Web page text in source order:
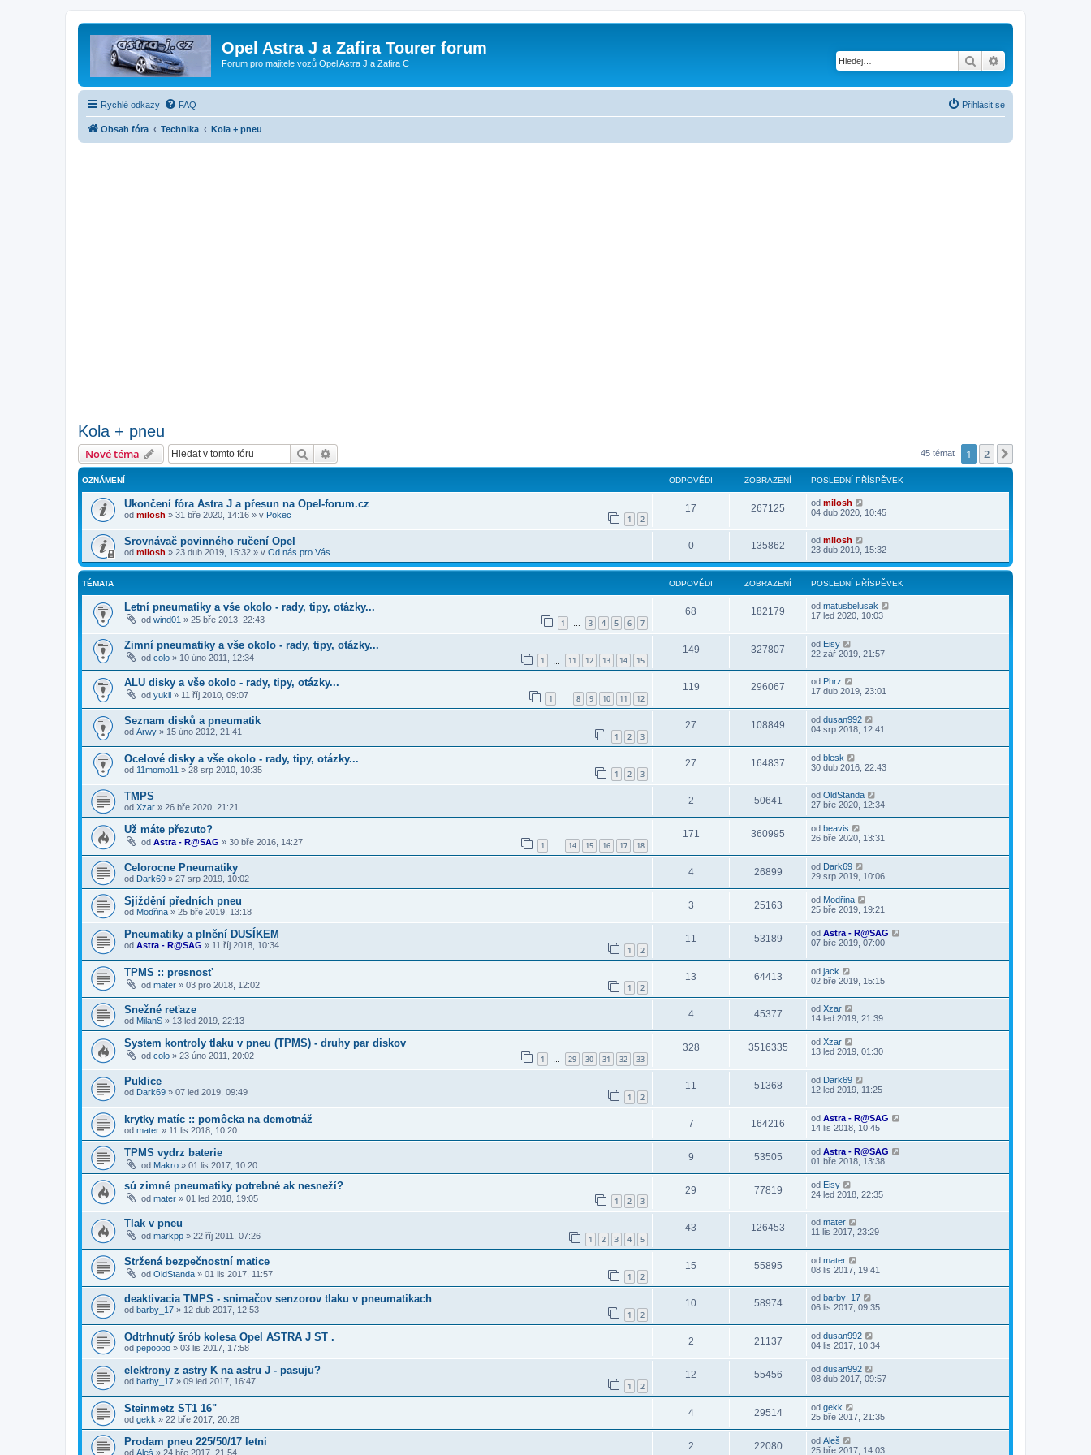
Opel Astra J a Zafira Tourer forum
Forum pro majitele vozů Opel Astra J a Zafira C Hledat
Rychlé odkazy FAQ Přihlásit se
Obsah fóra Technika Kola + pneu
Kola + pneu
Nové téma Hledat 45 témat 1 2
OZNÁMENÍ ODPOVĚDI ZOBRAZENÍ POSLEDNÍ PŘÍSPĚVEK
Ukončení fóra Astra J a přesun na Opel-forum.cz
od milosh » 31 bře 2020, 14:16 » v Pokec 1 2
17 267125 od milosh
04 dub 2020, 10:45
Srovnávač povinného ručení Opel
od milosh » 23 dub 2019, 15:32 » v Od nás pro Vás
0 135862 od milosh
23 dub 2019, 15:32
TÉMATA ODPOVĚDI ZOBRAZENÍ POSLEDNÍ PŘÍSPĚVEK
Letní pneumatiky a vše okolo - rady, tipy, otázky...
od wind01 » 25 bře 2013, 22:43 1 … 3 4 5 6 7
68 182179 od matusbelusak
17 led 2020, 10:03
Zimní pneumatiky a vše okolo - rady, tipy, otázky...
od colo » 10 úno 2011, 12:34 1 11 12 13 14 15
149 327807 od Eisy
22 zář 2019, 21:57
ALU disky a vše okolo - rady, tipy, otázky...
od yukil » 11 říj 2010, 09:07 1 8 9 10 11 12
119 296067 od Phrz
17 dub 2019, 23:01
Seznam disků a pneumatik
od Arwy » 15 úno 2012, 21:41 1 2 3
27 108849 od dusan992
04 srp 2018, 12:41
Ocelové disky a vše okolo - rady, tipy, otázky...
od 11momo11 » 28 srp 2010, 10:35 1 2 3
27 164837 od blesk
30 dub 2016, 22:43
TMPS
od Xzar » 26 bře 2020, 21:21
2 50641 od OldStanda
27 bře 2020, 12:34
Už máte přezuto?
od Astra - R@SAG » 30 bře 2016, 14:27 1 … 14 15 16 17 18
171 360995 od beavis
26 bře 2020, 13:31
Celorocne Pneumatiky
od Dark69 » 27 srp 2019, 10:02
4 26899 od Dark69
29 srp 2019, 10:06
Sjíždění předních pneu
od Modřina » 25 bře 2019, 13:18
3 25163 od Modřina
25 bře 2019, 19:21
Pneumatiky a plnění DUSÍKEM
od Astra - R@SAG » 11 říj 2018, 10:34 1 2
11 53189 od Astra - R@SAG
07 bře 2019, 07:00
TPMS :: presnosť
od mater » 03 pro 2018, 12:02 1 2
13 64413 od jack
02 bře 2019, 15:15
Snežné reťaze
od MilanS » 13 led 2019, 22:13
4 45377 od Xzar
14 led 2019, 21:39
System kontroly tlaku v pneu (TPMS) - druhy par diskov
od colo » 23 úno 2011, 20:02 1 … 29 30 31 32 33
328 3516335 od Xzar
13 led 2019, 01:30
Puklice
od Dark69 » 07 led 2019, 09:49 1 2
11 51368 od Dark69
12 led 2019, 11:25
krytky matíc :: pomôcka na demotnáž
od mater » 11 lis 2018, 10:20
7 164216 od Astra - R@SAG
14 lis 2018, 10:45
TPMS vydrz baterie
od Makro » 01 lis 2017, 10:20
9 53505 od Astra - R@SAG
01 bře 2018, 13:38
sú zimné pneumatiky potrebné ak nesneží?
od mater » 01 led 2018, 19:05 1 2 3
29 77819 od Eisy
24 led 2018, 22:35
Tlak v pneu
od markpp » 22 říj 2011, 07:26 1 2 3 4 5
43 126453 od mater
11 lis 2017, 23:29
Stržená bezpečnostní matice
od OldStanda » 01 lis 2017, 11:57 1 2
15 55895 od mater
08 lis 2017, 19:41
deaktivacia TMPS - snimačov senzorov tlaku v pneumatikach
od barby_17 » 12 dub 2017, 12:53 1 2
10 58974 od barby_17
06 lis 2017, 09:35
Odtrhnutý šrób kolesa Opel ASTRA J ST .
od pepoooo » 03 lis 2017, 17:58
2 21137 od dusan992
04 lis 2017, 10:34
elektrony z astry K na astru J - pasuju?
od barby_17 » 09 led 2017, 16:47 1 2
12 55456 od dusan992
08 dub 2017, 09:57
Steinmetz ST1 16"
od gekk » 22 bře 2017, 20:28
4 29514 od gekk
25 bře 2017, 21:35
Prodam pneu 225/50/17 letni
od Aleš » 24 bře 2017, 21:54
2 22080 od Aleš
25 bře 2017, 14:03